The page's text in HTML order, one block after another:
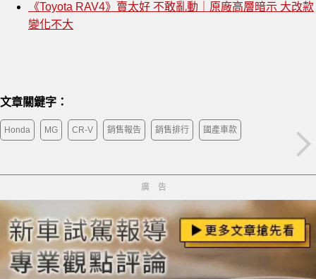
《Toyota RAV4》賣太好 不敢亂動｜原廠高層暗示 大改款
變化不大
文章關鍵字：
Honda MG CR-V 銷售報告 銷售排行 國產車款
廣告